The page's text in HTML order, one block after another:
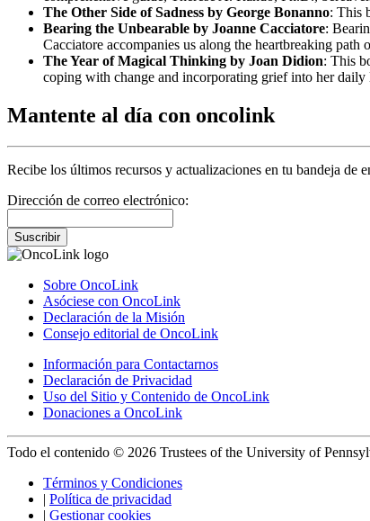
The Other Side of Sadness by George Bonanno: This
Bearing the Unbearable by Joanne Cacciatore:
Cacciatore accompanies us along the heartbreaking
The Year of Magical Thinking by Joan Didion: This
coping with change and incorporating grief into her daily
Mantente al día con oncolink
Recibe los últimos recursos y actualizaciones en tu bandeja de
Dirección de correo electrónico:
Suscribir
Sobre OncoLink
Asóciese con OncoLink
Declaración de la Misión
Consejo editorial de OncoLink
Información para Contactarnos
Declaración de Privacidad
Uso del Sitio y Contenido de OncoLink
Donaciones a OncoLink
Todo el contenido © 2026 Trustees of the University of
Términos y Condiciones
| Política de privacidad
| Gestionar cookies